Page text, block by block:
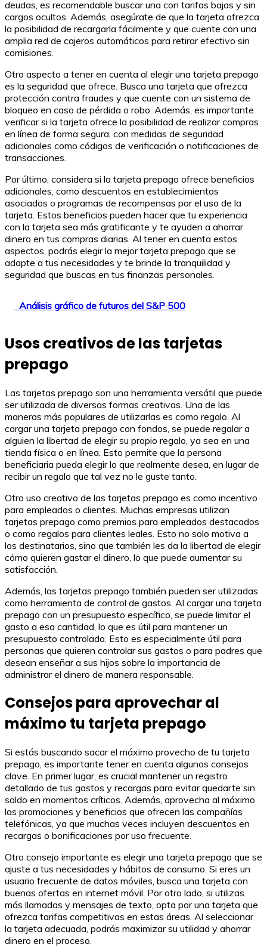
deudas, es recomendable buscar una con tarifas bajas y sin
cargos ocultos. Además, asegúrate de que la tarjeta ofrezca
la posibilidad de recargarla fácilmente y que cuente con una
amplia red de cajeros automáticos para retirar efectivo sin
comisiones.
Otro aspecto a tener en cuenta al elegir una tarjeta prepago
es la seguridad que ofrece. Busca una tarjeta que ofrezca
protección contra fraudes y que cuente con un sistema de
bloqueo en caso de pérdida o robo. Además, es importante
verificar si la tarjeta ofrece la posibilidad de realizar compras
en línea de forma segura, con medidas de seguridad
adicionales como códigos de verificación o notificaciones de
transacciones.
Por último, considera si la tarjeta prepago ofrece beneficios
adicionales, como descuentos en establecimientos
asociados o programas de recompensas por el uso de la
tarjeta. Estos beneficios pueden hacer que tu experiencia
con la tarjeta sea más gratificante y te ayuden a ahorrar
dinero en tus compras diarias. Al tener en cuenta estos
aspectos, podrás elegir la mejor tarjeta prepago que se
adapte a tus necesidades y te brinde la tranquilidad y
seguridad que buscas en tus finanzas personales.
Análisis gráfico de futuros del S&P 500
Usos creativos de las tarjetas
prepago
Las tarjetas prepago son una herramienta versátil que puede
ser utilizada de diversas formas creativas. Una de las
maneras más populares de utilizarlas es como regalo. Al
cargar una tarjeta prepago con fondos, se puede regalar a
alguien la libertad de elegir su propio regalo, ya sea en una
tienda física o en línea. Esto permite que la persona
beneficiaria pueda elegir lo que realmente desea, en lugar de
recibir un regalo que tal vez no le guste tanto.
Otro uso creativo de las tarjetas prepago es como incentivo
para empleados o clientes. Muchas empresas utilizan
tarjetas prepago como premios para empleados destacados
o como regalos para clientes leales. Esto no solo motiva a
los destinatarios, sino que también les da la libertad de elegir
cómo quieren gastar el dinero, lo que puede aumentar su
satisfacción.
Además, las tarjetas prepago también pueden ser utilizadas
como herramienta de control de gastos. Al cargar una tarjeta
prepago con un presupuesto específico, se puede limitar el
gasto a esa cantidad, lo que es útil para mantener un
presupuesto controlado. Esto es especialmente útil para
personas que quieren controlar sus gastos o para padres que
desean enseñar a sus hijos sobre la importancia de
administrar el dinero de manera responsable.
Consejos para aprovechar al
máximo tu tarjeta prepago
Si estás buscando sacar el máximo provecho de tu tarjeta
prepago, es importante tener en cuenta algunos consejos
clave. En primer lugar, es crucial mantener un registro
detallado de tus gastos y recargas para evitar quedarte sin
saldo en momentos críticos. Además, aprovecha al máximo
las promociones y beneficios que ofrecen las compañías
telefónicas, ya que muchas veces incluyen descuentos en
recargas o bonificaciones por uso frecuente.
Otro consejo importante es elegir una tarjeta prepago que se
ajuste a tus necesidades y hábitos de consumo. Si eres un
usuario frecuente de datos móviles, busca una tarjeta con
buenas ofertas en internet móvil. Por otro lado, si utilizas
más llamadas y mensajes de texto, opta por una tarjeta que
ofrezca tarifas competitivas en estas áreas. Al seleccionar
la tarjeta adecuada, podrás maximizar su utilidad y ahorrar
dinero en el proceso.